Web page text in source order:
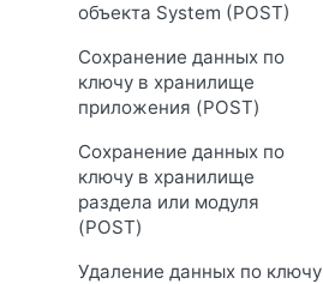
объекта System (POST)
Сохранение данных по
ключу в хранилище
приложения (POST)
Сохранение данных по
ключу в хранилище
раздела или модуля
(POST)
Удаление данных по ключу